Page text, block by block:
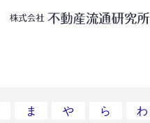
ま や ら
わ